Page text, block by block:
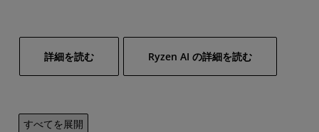
詳細を読む Ryzen AI の詳細を読む
すべてを展開